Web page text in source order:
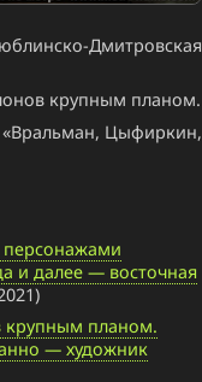
Дмитровская
крупным планом.
Цыфиркин,
и далее — восточная
крупным планом.
— художник